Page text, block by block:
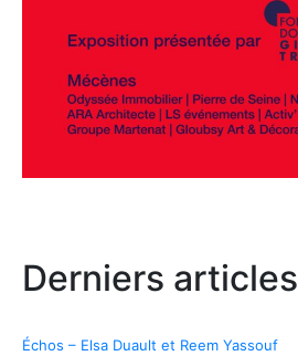
Derniers articles
Échos – Elsa Duault et Reem Yassouf